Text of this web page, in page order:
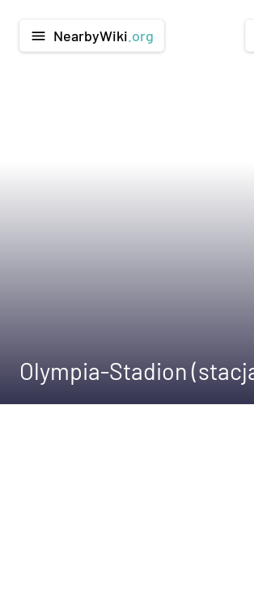
menu NearbyWiki .org
Olympia-Stadion